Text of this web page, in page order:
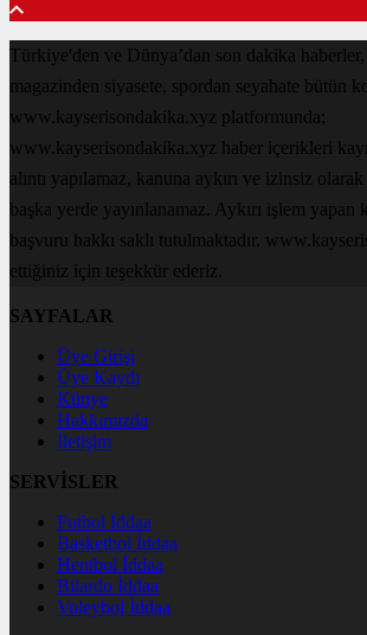
Türkiye'den ve Dünya’dan son dakika haberler,
magazinden siyasete, spordan seyahate bütün
www.kayserisondakika.xyz platformunda;
www.kayserisondakika.xyz haber içerikleri
alıntı yapılamaz, kanuna aykırı ve izinsiz
başka yerde yayınlanamaz. Aykırı işlem
başvuru hakkı saklı tutulmaktadır.
ettiğiniz için teşekkür ederiz.
SAYFALAR
Üye Girişi
Üye Kaydı
Künye
Hakkımızda
İletişim
SERVİSLER
Futbol İddaa
Basketbol İddaa
Hentbol İddaa
Bilardo İddaa
Voleybol İddaa